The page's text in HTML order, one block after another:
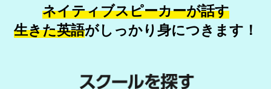
ネイティブスピーカーが話す
生きた英語がしっかり身につきます！